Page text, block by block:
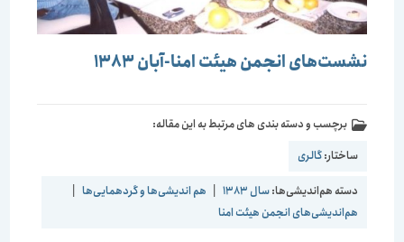
نشست‌های انجمن هیئت امنا-آبان 1383
برچسب و دسته بندی های مرتبط به این مقاله:
ساختار:گالری
دسته هم‌اندیشی‌ها:سال 1383 | هم اندیشی‌ها و گردهمایی‌ها |
هم‌اندیشی‌های انجمن هیئت امنا